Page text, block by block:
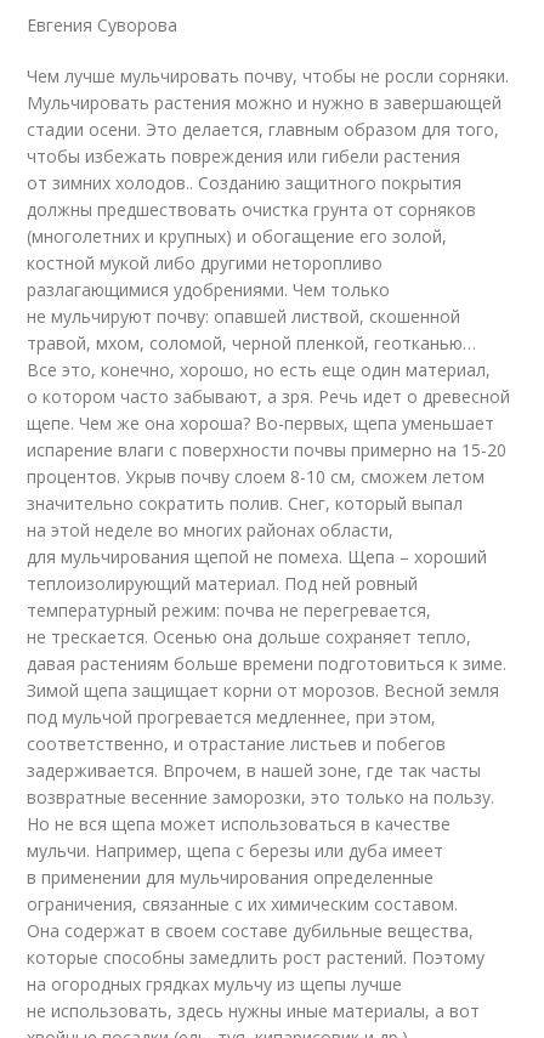
Евгения Суворова
Чем лучше мульчировать почву, чтобы не росли сорняки.
Мульчировать растения можно и нужно в завершающей
стадии осени. Это делается, главным образом для того,
чтобы избежать повреждения или гибели растения
от зимних холодов.. Созданию защитного покрытия
должны предшествовать очистка грунта от сорняков
(многолетних и крупных) и обогащение его золой,
костной мукой либо другими неторопливо
разлагающимися удобрениями. Чем только
не мульчируют почву: опавшей листвой, скошенной
травой, мхом, соломой, черной пленкой, геотканью…
Все это, конечно, хорошо, но есть еще один материал,
о котором часто забывают, а зря. Речь идет о древесной
щепе. Чем же она хороша? Во-первых, щепа уменьшает
испарение влаги с поверхности почвы примерно на 15-20
процентов. Укрыв почву слоем 8-10 см, сможем летом
значительно сократить полив. Снег, который выпал
на этой неделе во многих районах области,
для мульчирования щепой не помеха. Щепа – хороший
теплоизолирующий материал. Под ней ровный
температурный режим: почва не перегревается,
не трескается. Осенью она дольше сохраняет тепло,
давая растениям больше времени подготовиться к зиме.
Зимой щепа защищает корни от морозов. Весной земля
под мульчой прогревается медленнее, при этом,
соответственно, и отрастание листьев и побегов
задерживается. Впрочем, в нашей зоне, где так часты
возвратные весенние заморозки, это только на пользу.
Но не вся щепа может использоваться в качестве
мульчи. Например, щепа с березы или дуба имеет
в применении для мульчирования определенные
ограничения, связанные с их химическим составом.
Она содержат в своем составе дубильные вещества,
которые способны замедлить рост растений. Поэтому
на огородных грядках мульчу из щепы лучше
не использовать, здесь нужны иные материалы, а вот